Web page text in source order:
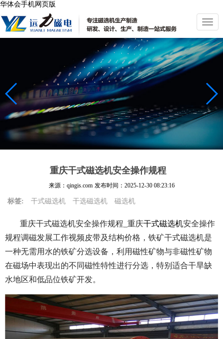
华体会手机网页版
切
换
导
航
重庆干式磁选机安全操作规程
来源：qingis.com 发布时间： 2025-12-30 08:23:16
标签: 干式磁选机 干选磁选机 磁选机
重庆干式磁选机安全操作规程_重庆干式磁选机安全操作
规程调磁发展工作视频皮带及结构价格， 铁矿干式磁选机是
一种无需用水的铁矿分选设备，利用磁性矿物与非磁性矿物
在磁场中表现出的不同磁性特性进行分选，特别适合干旱缺
水地区和低品位铁矿开发。